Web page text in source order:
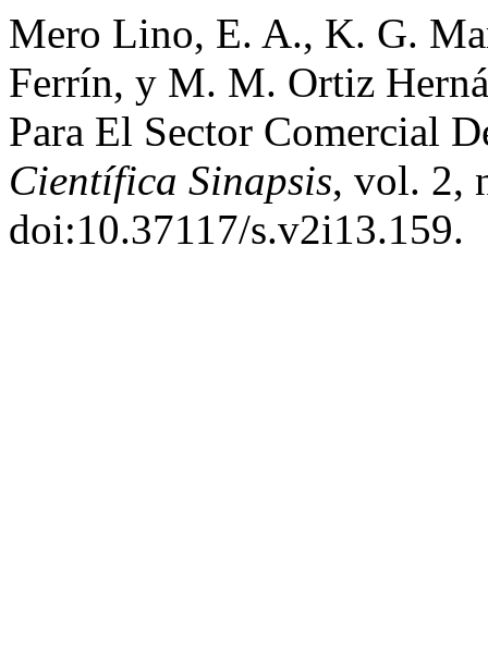
Mero Lino, E. A., K. G.
Ferrín, y M. M. Ortiz
Para El Sector Comercial
Científica Sinapsis, vol. 2,
doi:10.37117/s.v2i13.159.